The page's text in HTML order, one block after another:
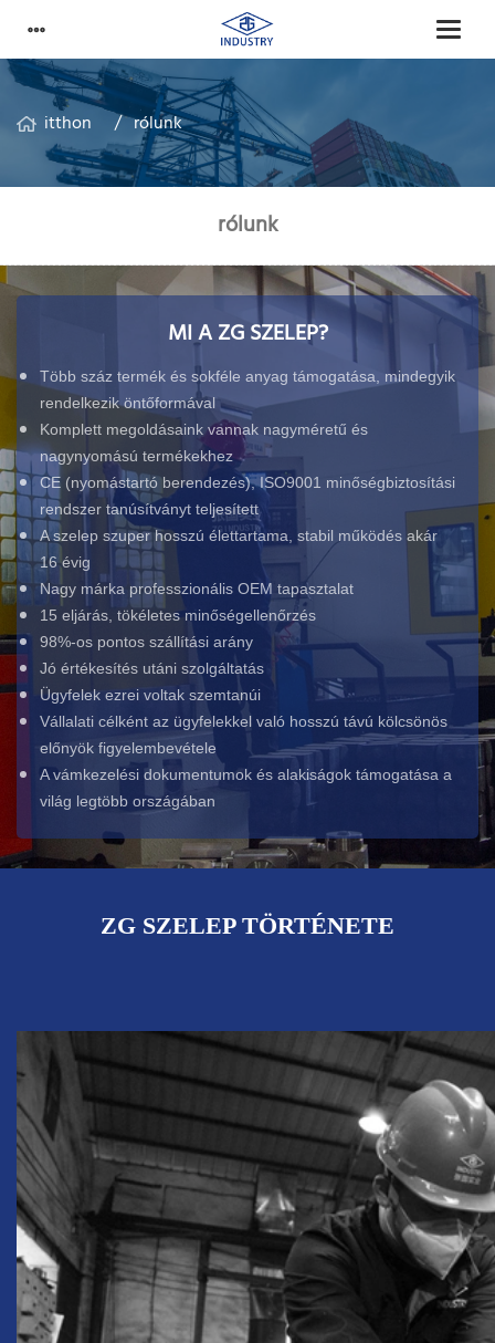
itthon rólunk
rólunk
MI A ZG SZELEP?
Több száz termék és sokféle anyag támogatása, mindegyik
rendelkezik öntőformával
Komplett megoldásaink vannak nagyméretű és
nagynyomású termékekhez
CE (nyomástartó berendezés), ISO9001 minőségbiztosítási
rendszer tanúsítványt teljesített
A szelep szuper hosszú élettartama, stabil működés akár
16 évig
Nagy márka professzionális OEM tapasztalat
15 eljárás, tökéletes minőségellenőrzés
98%-os pontos szállítási arány
Jó értékesítés utáni szolgáltatás
Ügyfelek ezrei voltak szemtanúi
Vállalati célként az ügyfelekkel való hosszú távú kölcsönös
előnyök figyelembevétele
A vámkezelési dokumentumok és alakiságok támogatása a
világ legtöbb országában
ZG SZELEP TÖRTÉNETE